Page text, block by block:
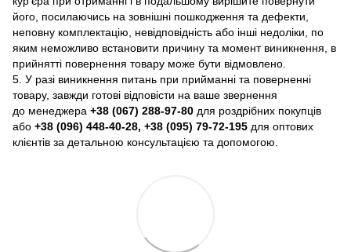
його, посилаючись на зовнішні пошкодження та дефекти,
неповну комплектацію, невідповідність або інші недоліки, по
яким неможливо встановити причину та момент виникнення, в
прийнятті повернення товару може бути відмовлено.
5. У разі виникнення питань при прийманні та поверненні
товару, завжди готові відповісти на ваше звернення
до менеджера +38 (067) 288-97-80 для роздрібних покупців
або +38 (096) 448-40-28, +38 (095) 79-72-195 для оптових
клієнтів за детальною консультацією та допомогою.